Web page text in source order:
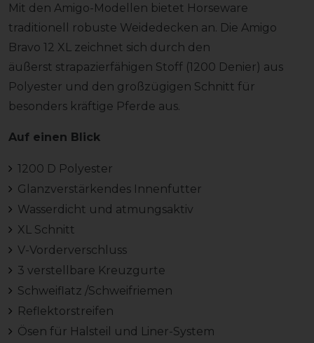
Mit den Amigo-Modellen bietet Horseware
traditionell robuste Weidedecken an. Die Amigo
Bravo 12 XL zeichnet sich durch den
äußerst strapazierfähigen Stoff (1200 Denier) aus
Polyester und den großzügigen Schnitt für
besonders kräftige Pferde aus.
Auf einen Blick
1200 D Polyester
Glanzverstärkendes Innenfutter
Wasserdicht und atmungsaktiv
XL Schnitt
V-Vorderverschluss
3 verstellbare Kreuzgurte
Schweiflatz /Schweifriemen
Reflektorstreifen
Ösen für Halsteil und Liner-System